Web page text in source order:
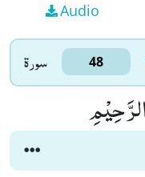
Audio
سورۃ 48